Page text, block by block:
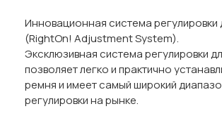
Инновационная система регулировки
(RightOn! Adjustment System).
Эксклюзивная система регулировки
позволяет легко и практично
ремня и имеет самый широкий
регулировки на рынке.